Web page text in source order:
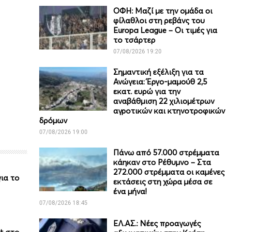
το
ΟΦΗ: Μαζί με την ομάδα οι
φίλαθλοι στη ρεβάνς του
Europa League – Οι τιμές για
το τσάρτερ
07/08/2026 19:20
Σημαντική εξέλιξη για τα
Ανώγεια: Έργο-μαμούθ 2,5
εκατ. ευρώ για την
αναβάθμιση 22 χιλιομέτρων
αγροτικών και κτηνοτροφικών
δρόμων
07/08/2026 19:00
Πάνω από 57.000 στρέμματα
κάηκαν στο Ρέθυμνο – Στα
272.000 στρέμματα οι καμένες
εκτάσεις στη χώρα μέσα σε
ένα μήνα!
07/08/2026 18:45
ΕΛ.ΑΣ.: Νέες προαγωγές